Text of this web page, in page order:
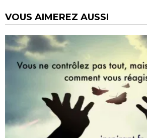
VOUS AIMEREZ AUSSI